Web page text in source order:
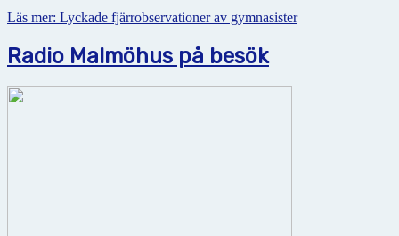
Läs mer: Lyckade fjärrobservationer av gymnasister
Radio Malmöhus på besök